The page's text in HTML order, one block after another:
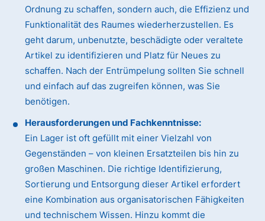
Ordnung zu schaffen, sondern auch, die Effizienz und
Funktionalität des Raumes wiederherzustellen. Es
geht darum, unbenutzte, beschädigte oder veraltete
Artikel zu identifizieren und Platz für Neues zu
schaffen. Nach der Entrümpelung sollten Sie schnell
und einfach auf das zugreifen können, was Sie
benötigen.
Herausforderungen und Fachkenntnisse:
Ein Lager ist oft gefüllt mit einer Vielzahl von
Gegenständen – von kleinen Ersatzteilen bis hin zu
großen Maschinen. Die richtige Identifizierung,
Sortierung und Entsorgung dieser Artikel erfordert
eine Kombination aus organisatorischen Fähigkeiten
und technischem Wissen. Hinzu kommt die